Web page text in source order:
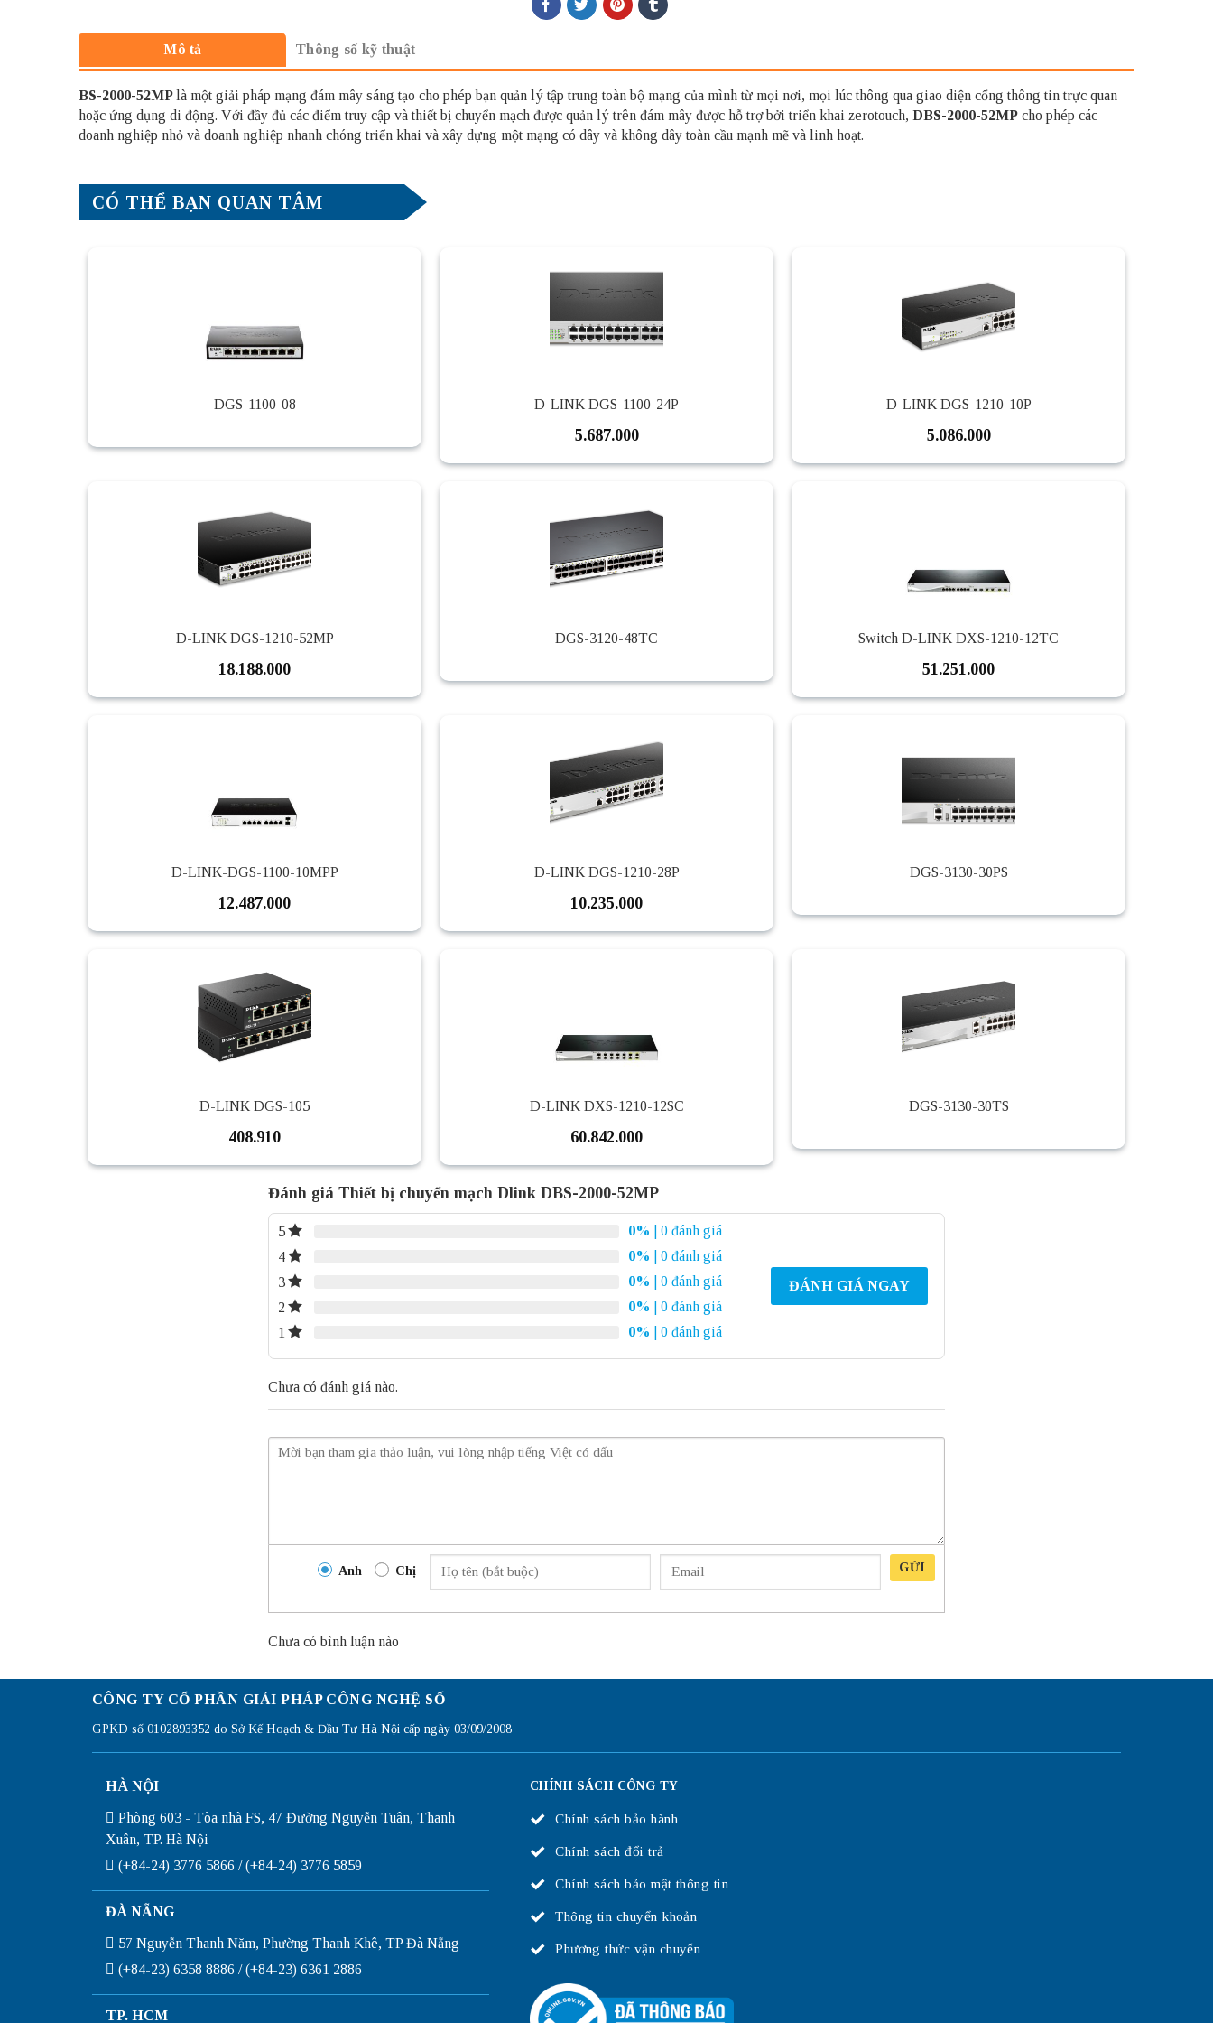
Mô tả Thông số kỹ thuật
BS-2000-52MPlà một giải pháp mạng đám mây sáng tạo cho phép bạn quản lý tập trung toàn bộ mạng của mình từ mọi nơi, mọi lúc thông qua giao diện cổng thông tin trực quan
hoặc ứng dụng di động. Với đầy đủ các điểm truy cập và thiết bị chuyển mạch được quản lý trên đám mây được hỗ trợ bởi triển khai zerotouch, DBS-2000-52MP cho phép các
doanh nghiệp nhỏ và doanh nghiệp nhanh chóng triển khai và xây dựng một mạng có dây và không dây toàn cầu mạnh mẽ và linh hoạt.
CÓ THỂ BẠN QUAN TÂM
DGS-1100-08 D-LINK DGS-1100-24P
5.687.000
D-LINK DGS-1210-10P
5.086.000
D-LINK DGS-1210-52MP
18.188.000
DGS-3120-48TC Switch D-LINK DXS-1210-12TC
51.251.000
D-LINK-DGS-1100-10MPP
12.487.000
D-LINK DGS-1210-28P
10.235.000
DGS-3130-30PS
D-LINK DGS-105
408.910
D-LINK DXS-1210-12SC
60.842.000
DGS-3130-30TS
Đánh giá Thiết bị chuyển mạch Dlink DBS-2000-52MP
5 0%
| 0 đánh giá
4
0%
| 0 đánh giá
3
0%
| 0 đánh giá
2
0%
| 0 đánh giá
1
0% | 0 đánh giá
ĐÁNH GIÁ NGAY
Chưa có đánh giá nào.
Anh Chị GỬI
Chưa có bình luận nào
CÔNG TY CỔ PHẦN GIẢI PHÁP CÔNG NGHỆ SỐ
GPKD số 0102893352 do Sở Kế Hoạch & Đầu Tư Hà Nội cấp ngày 03/09/2008
HÀ NỘI
Phòng 603 - Tòa nhà FS, 47 Đường Nguyễn Tuân, Thanh
Xuân, TP. Hà Nội
(+84-24) 3776 5866 / (+84-24) 3776 5859
ĐÀ NẴNG
57 Nguyễn Thanh Năm, Phường Thanh Khê, TP Đà Nẵng
(+84-23) 6358 8886 / (+84-23) 6361 2886
TP. HCM
CHÍNH SÁCH CÔNG TY
Chính sách bảo hành
Chính sách đổi trả
Chính sách bảo mật thông tin
Thông tin chuyển khoản
Phương thức vận chuyển